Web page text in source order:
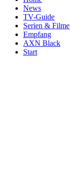
News
TV-Guide
Serien & Filme
Empfang
AXN Black
Start